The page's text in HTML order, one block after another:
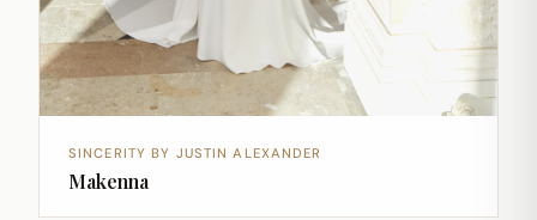
SINCERITY BY JUSTIN ALEXANDER
Makenna